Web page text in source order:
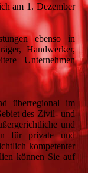
am 1. Dezember
ebenso in
Handwerker,
Unternehmen
überregional im
des Zivil- und
und
für private und
kompetenter
können Sie auf